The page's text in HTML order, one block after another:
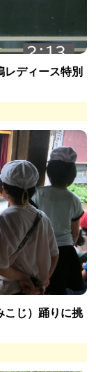
ディース特別
じ）踊りに挑